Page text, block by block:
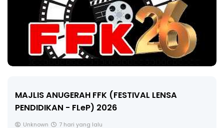
🔴 [LIVE] MATEMATIK SR, WANG TAHUN 6 OLEH
CIKGU ANITA #ALLINONE #141 #...